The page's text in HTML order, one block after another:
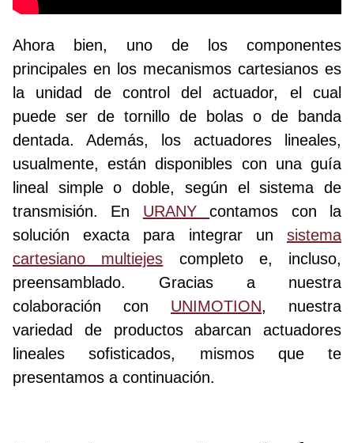
Ahora bien, uno de los componentes
principales en los mecanismos cartesianos es
la unidad de control del actuador, el cual
puede ser de tornillo de bolas o de banda
dentada. Además, los actuadores lineales,
usualmente, están disponibles con una guía
lineal simple o doble, según el sistema de
transmisión. En URANYcontamos con la
solución exacta para integrar un sistema
cartesiano multiejes completo e, incluso,
preensamblado. Gracias a nuestra
colaboración con UNIMOTION, nuestra
variedad de productos abarcan actuadores
lineales sofisticados, mismos que te
presentamos a continuación.